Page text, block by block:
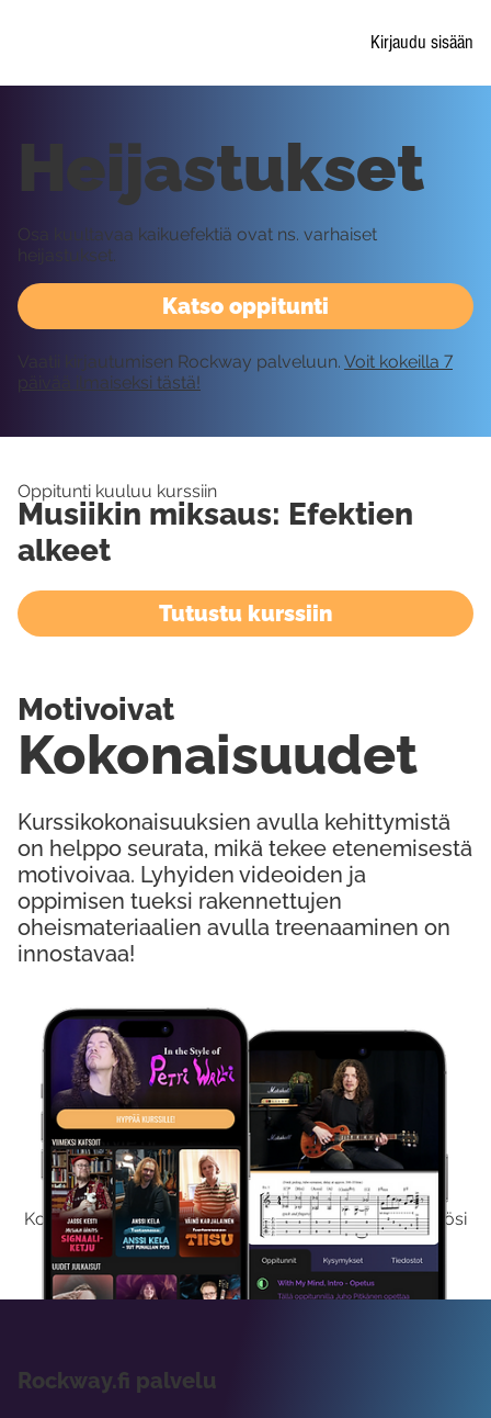
Kirjaudu sisään
Kokeile Ilmaiseksi
Kokeilemalla ilmaiseksi saat koko sisältömme käyttöösi
viikon ajaksi.
Katso oppitunti
Heijastukset
Osa kuultavaa kaikuefektiä ovat ns. varhaiset
heijastukset.
Vaatii kirjautumisen Rockway palveluun. Voit kokeilla 7
päivää ilmaiseksi tästä!
Oppitunti kuuluu kurssiin
Musiikin miksaus: Efektien
alkeet
Tutustu kurssiin
Kurssikokonaisuuksien avulla kehittymistä
on helppo seurata, mikä tekee etenemisestä
motivoivaa. Lyhyiden videoiden ja
oppimisen tueksi rakennettujen
oheismateriaalien avulla treenaaminen on
innostavaa!
Kokonaisuudet
Motivoivat
Rockway.fi palvelu